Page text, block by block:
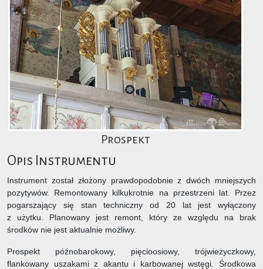
Prospekt
Opis Instrumentu
Instrument został złożony prawdopodobnie z dwóch mniejszych
pozytywów. Remontowany kilkukrotnie na przestrzeni lat. Przez
pogarszający się stan techniczny od 20 lat jest wyłączony
z użytku. Planowany jest remont, który ze względu na brak
środków nie jest aktualnie możliwy.
Prospekt późnobarokowy, pięcioosiowy, trójwieżyczkowy,
flankowany uszakami z akantu i karbowanej wstęgi. Środkowa